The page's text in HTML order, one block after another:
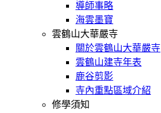
導師事略
海雲墨寶
雲鶴山大華嚴寺
關於雲鶴山大華嚴寺
雲鶴山建寺年表
鹿谷剪影
寺內重點區域介紹
修學須知